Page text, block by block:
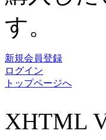
す。
新規会員登録
ログイン
トップページへ
XHTML